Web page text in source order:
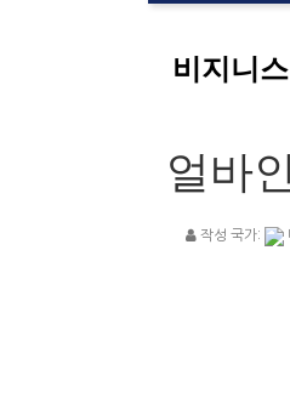
비지니
얼바
작성 국가: